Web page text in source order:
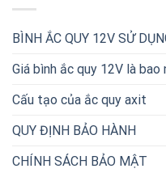
BÌNH ẮC QUY 12V SỬ
Giá bình ắc quy 12V là bao
Cấu tạo của ắc quy axit
QUY ĐỊNH BẢO HÀNH
CHÍNH SÁCH BẢO MẬT